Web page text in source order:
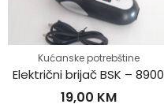
Kućanske potrebštine
Električni brijač BSK – 8900
19,00 KM